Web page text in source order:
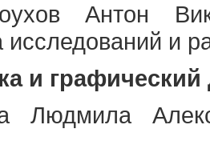
Антон
исследований и
и графический
Людмила